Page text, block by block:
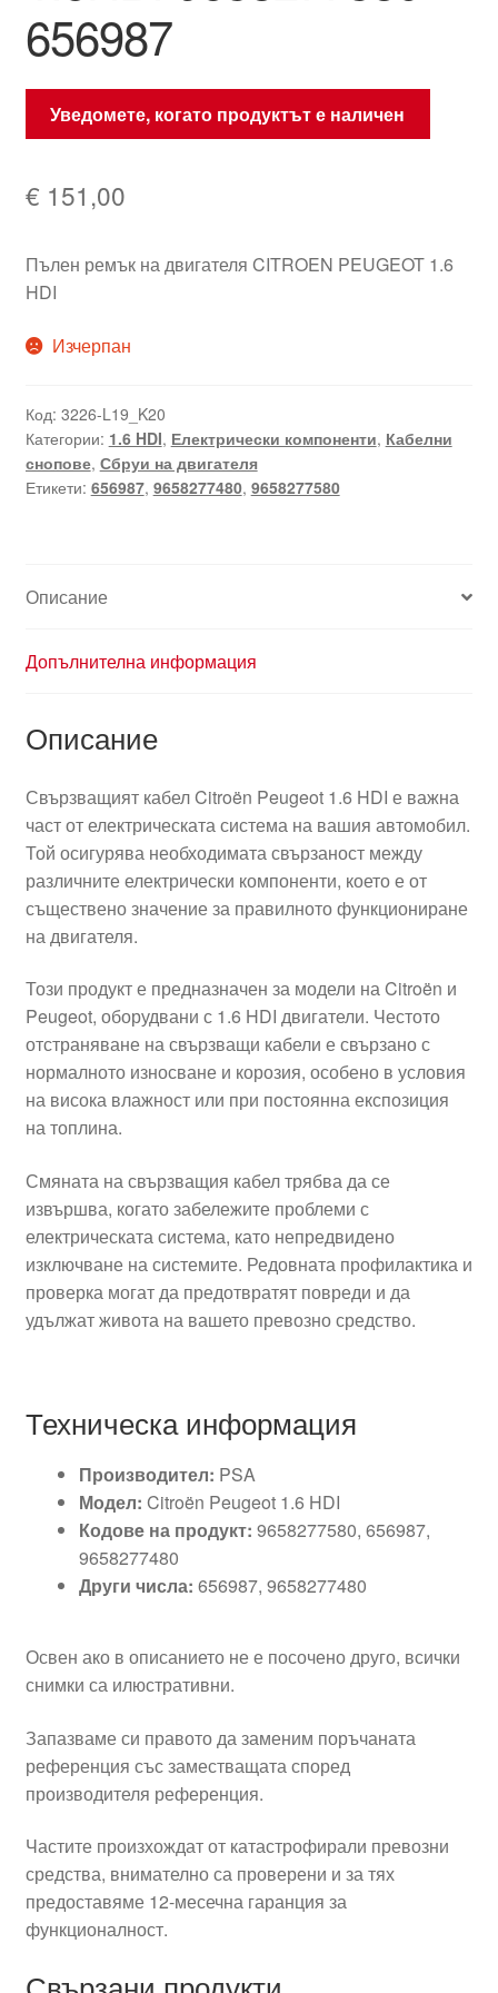
656987
Уведомете, когато продуктът е наличен
€ 151,00
Пълен ремък на двигателя CITROEN PEUGEOT 1.6
HDI
Изчерпан
Код: 3226-L19_K20
Категории: 1.6 HDI, Електрически компоненти, Кабелни
снопове, Сбруи на двигателя
Етикети: 656987, 9658277480, 9658277580
Описание
Допълнителна информация
Описание
Свързващият кабел Citroën Peugeot 1.6 HDI е важна
част от електрическата система на вашия автомобил.
Той осигурява необходимата свързаност между
различните електрически компоненти, което е от
съществено значение за правилното функциониране
на двигателя.
Този продукт е предназначен за модели на Citroën и
Peugeot, оборудвани с 1.6 HDI двигатели. Честото
отстраняване на свързващи кабели е свързано с
нормалното износване и корозия, особено в условия
на висока влажност или при постоянна експозиция
на топлина.
Смяната на свързващия кабел трябва да се
извършва, когато забележите проблеми с
електрическата система, като непредвидено
изключване на системите. Редовната профилактика и
проверка могат да предотвратят повреди и да
удължат живота на вашето превозно средство.
Техническа информация
Производител: PSA
Модел: Citroën Peugeot 1.6 HDI
Кодовe на продукт: 9658277580, 656987,
9658277480
Други числа: 656987, 9658277480
Освен ако в описанието не е посочено друго, всички
снимки са илюстративни.
Запазваме си правото да заменим поръчаната
референция със заместващата според
производителя референция.
Частите произхождат от катастрофирали превозни
средства, внимателно са проверени и за тях
предоставяме 12-месечна гаранция за
функционалност.